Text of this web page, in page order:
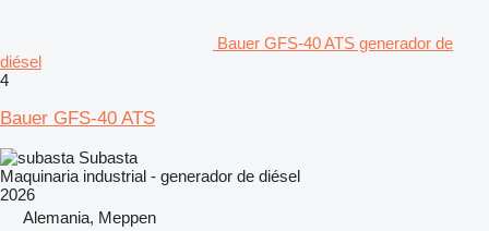
Bauer GFS-40 ATS generador de
diésel
4
Bauer GFS-40 ATS
Subasta
Maquinaria industrial - generador de diésel
2026
Alemania, Meppen